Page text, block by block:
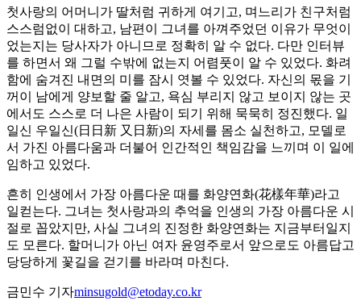
첫사랑의 어머니가 딸처럼 귀하게 여기고, 며느리가 친구처럼
스스럼없이 대하고, 남편이 그녀를 아껴주었던 이유가 무엇이
었는지는 당사자가 아니므로 정확히 알 수 없다. 다만 인터뷰
를 하면서 왜 그럴 수밖에 없는지 어렴풋이 알 수 있었다. 화려
함에 숨겨진 내면의 미를 잠시 엿볼 수 있었다. 자신의 몫을 기
꺼이 남에게 양보할 줄 알고, 욕심 부리지 않고 보이지 않는 곳
에서도 스스로 더 나은 사람이 되기 위해 묵묵히 정진했다. 일
일신 우일신(日日新 又日新)의 자세를 몸소 실천하고, 모델로
서 가진 아름다움과 더불어 인간적인 책임감을 느끼며 이 일에
임하고 있었다.
흔히 인생에서 가장 아름다운 때를 화양연화(花樣年華)라고
일컫는다. 그녀는 첫사랑과의 추억을 인생의 가장 아름다운 시
절로 꼽았지만, 사실 그녀의 진정한 화양연화는 지금부터일지
도 모른다. 할머니가 아닌 여자 윤영주로서 앞으로도 아름답고
당당하게 꽃길을 걷기를 바라며 마친다.
금민수 기자minsugold@etoday.co.kr